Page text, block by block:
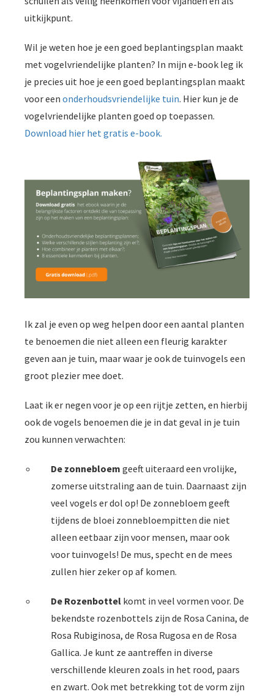
uitkijkpunt.
Wil je weten hoe je een goed beplantingsplan maakt
met vogelvriendelijke planten? In mijn e-book leg ik
je precies uit hoe je een goed beplantingsplan maakt
voor een onderhoudsvriendelijke tuin. Hier kun je de
vogelvriendelijke planten goed op toepassen.
Download hier het gratis e-book.
Ik zal je even op weg helpen door een aantal planten
te benoemen die niet alleen een fleurig karakter
geven aan je tuin, maar waar je ook de tuinvogels een
groot plezier mee doet.
Laat ik er negen voor je op een rijtje zetten, en hierbij
ook de vogels benoemen die je in dat geval in je tuin
zou kunnen verwachten:
De zonnebloem geeft uiteraard een vrolijke,
zomerse uitstraling aan de tuin. Daarnaast zijn
veel vogels er dol op! De zonnebloem geeft
tijdens de bloei zonnebloempitten die niet
alleen eetbaar zijn voor mensen, maar ook
voor tuinvogels! De mus, specht en de mees
zullen hier zeker op af komen.
De Rozenbottel komt in veel vormen voor. De
bekendste rozenbottels zijn de Rosa Canina, de
Rosa Rubiginosa, de Rosa Rugosa en de Rosa
Gallica. Je kunt ze aantreffen in diverse
verschillende kleuren zoals in het rood, paars
en zwart. Ook met betrekking tot de vorm zijn